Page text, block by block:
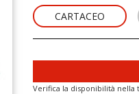
CARTACEO
Verifica la disponibilità nella